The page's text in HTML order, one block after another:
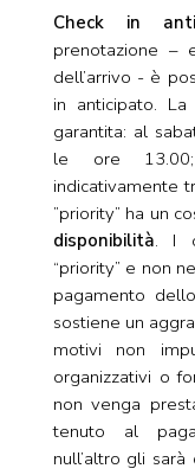
Check in
prenotazione –
dell’arrivo - è
in anticipato.
garantita: al
le ore
indicativamente
”priority” ha un
disponibilità. I
“priority” e non
pagamento
sostiene un
motivi non
organizzativi o
non venga
tenuto al
null’altro gli